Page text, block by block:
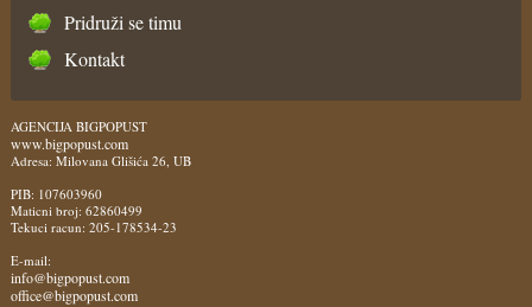
Pridruži se timu
Kontakt
AGENCIJA BIGPOPUST
www.bigpopust.com
Adresa: Milovana Glišića 26, UB
PIB: 107603960
Maticni broj: 62860499
Tekuci racun: 205-178534-23
E-mail:
info@bigpopust.com
office@bigpopust.com